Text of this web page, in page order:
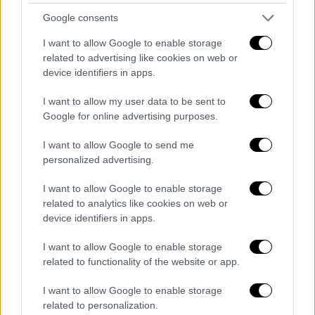
Google consents
I want to allow Google to enable storage
related to advertising like cookies on web or
device identifiers in apps.
I want to allow my user data to be sent to
Google for online advertising purposes.
I want to allow Google to send me
personalized advertising.
I want to allow Google to enable storage
related to analytics like cookies on web or
device identifiers in apps.
I want to allow Google to enable storage
related to functionality of the website or app.
I want to allow Google to enable storage
related to personalization.
αντισεισμική θωράκιση των κατασκευών,
προσεισμικός έλεγχοςαποτελούν απόλυτη
προτεραιότητα τώρα», επισήμανε.
«Τώρα απόλυτη προτεραιότητα έχουν
πράγματα, όπως ηαντισεισμική θωράκιση
ενημέρωση και ο προσεισμικός έλεγχος που
κάνουμε τώρα σε όλα τα δημόσια κτήρια της
χώρας, ο οποίος είναι σε εξέλιξη και θα
ολοκληρωθεί μέσα σε έναν χρόνο» σημείωσε
ο κ. Λέκκας.
«Απαραίτητο το πιστοποιητικό
Στη συνέχεια, αναφερόμενος στα ιδιωτικά